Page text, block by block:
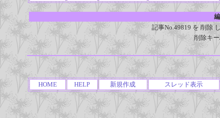
記事No.49819 を 削除
削除キ
HOME HELP 新規作成 スレッド表示